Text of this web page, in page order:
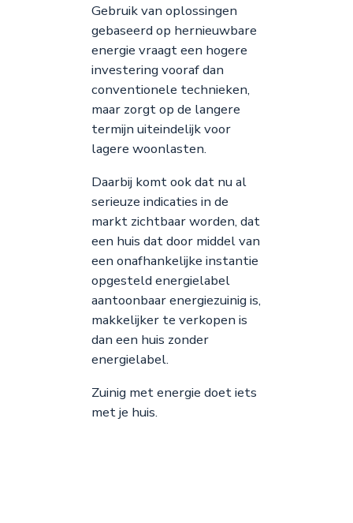
Gebruik van oplossingen
gebaseerd op hernieuwbare
energie vraagt een hogere
investering vooraf dan
conventionele technieken,
maar zorgt op de langere
termijn uiteindelijk voor
lagere woonlasten.
Daarbij komt ook dat nu al
serieuze indicaties in de
markt zichtbaar worden, dat
een huis dat door middel van
een onafhankelijke instantie
opgesteld energielabel
aantoonbaar energiezuinig is,
makkelijker te verkopen is
dan een huis zonder
energielabel.
Zuinig met energie doet iets
met je huis.